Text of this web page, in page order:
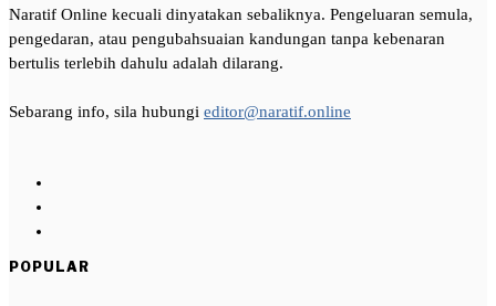
Naratif Online kecuali dinyatakan sebaliknya. Pengeluaran semula,
pengedaran, atau pengubahsuaian kandungan tanpa kebenaran
bertulis terlebih dahulu adalah dilarang.
Sebarang info, sila hubungi editor@naratif.online
POPULAR